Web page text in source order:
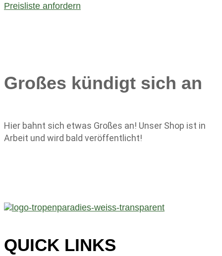
Preisliste anfordern
Großes kündigt sich an
Hier bahnt sich etwas Großes an! Unser Shop ist in
Arbeit und wird bald veröffentlicht!
QUICK LINKS